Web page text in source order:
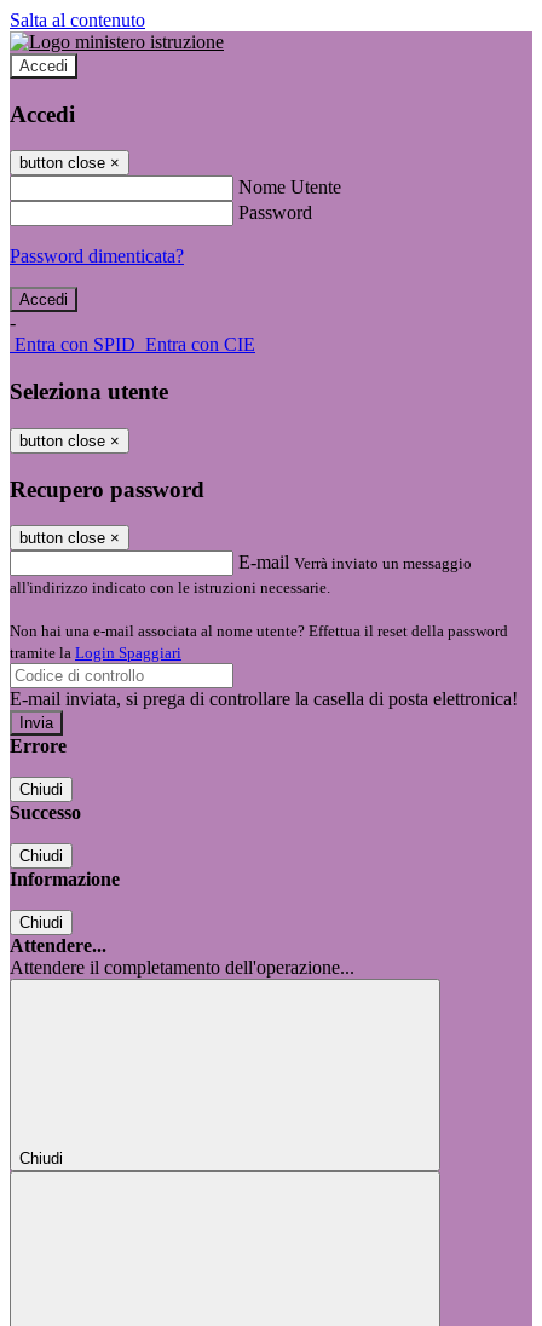
Salta al contenuto
Accedi
Accedi
button close ×
Nome Utente
Password
Password dimenticata?
-
Entra con SPID Entra con CIE
Seleziona utente
button close ×
Recupero password
button close ×
E-mail Verrà inviato un messaggio
all'indirizzo indicato con le istruzioni necessarie.
Non hai una e-mail associata al nome utente? Effettua il reset della password
tramite la Login Spaggiari
E-mail inviata, si prega di controllare la casella di posta elettronica!
Errore
Chiudi
Successo
Chiudi
Informazione
Chiudi
Attendere...
Attendere il completamento dell'operazione...
Chiudi